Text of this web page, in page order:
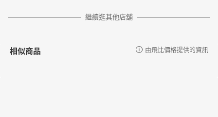
繼續逛其他店舖
相似商品 由飛比價格提供的資訊